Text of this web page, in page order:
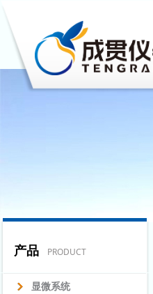
产品 PRODUCT
显微系统